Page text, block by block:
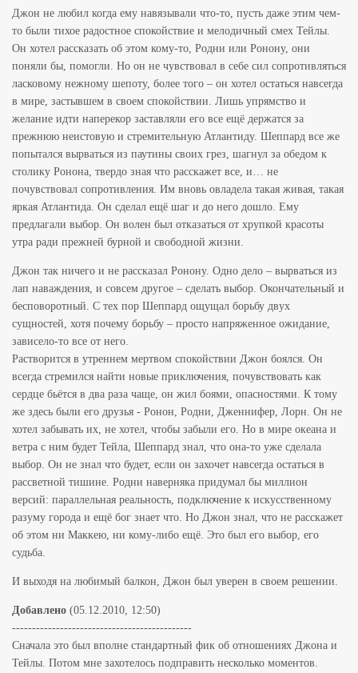
Джон не любил когда ему навязывали что-то, пусть даже этим чем-
то были тихое радостное спокойствие и мелодичный смех Тейлы.
Он хотел рассказать об этом кому-то, Родни или Ронону, они
поняли бы, помогли. Но он не чувствовал в себе сил сопротивляться
ласковому нежному шепоту, более того – он хотел остаться навсегда
в мире, застывшем в своем спокойствии. Лишь упрямство и
желание идти наперекор заставляли его все ещё держатся за
прежнюю неистовую и стремительную Атлантиду. Шеппард все же
попытался вырваться из паутины своих грез, шагнул за обедом к
столику Ронона, твердо зная что расскажет все, и… не
почувствовал сопротивления. Им вновь овладела такая живая, такая
яркая Атлантида. Он сделал ещё шаг и до него дошло. Ему
предлагали выбор. Он волен был отказаться от хрупкой красоты
утра ради прежней бурной и свободной жизни.
Джон так ничего и не рассказал Ронону. Одно дело – вырваться из
лап наваждения, и совсем другое – сделать выбор. Окончательный и
бесповоротный. С тех пор Шеппард ощущал борьбу двух
сущностей, хотя почему борьбу – просто напряженное ожидание,
зависело-то все от него.
Растворится в утреннем мертвом спокойствии Джон боялся. Он
всегда стремился найти новые приключения, почувствовать как
сердце бьётся в два раза чаще, он жил боями, опасностями. К тому
же здесь были его друзья - Ронон, Родни, Дженнифер, Лорн. Он не
хотел забывать их, не хотел, чтобы забыли его. Но в мире океана и
ветра с ним будет Тейла, Шеппард знал, что она-то уже сделала
выбор. Он не знал что будет, если он захочет навсегда остаться в
рассветной тишине. Родни наверняка придумал бы миллион
версий: параллельная реальность, подключение к искусственному
разуму города и ещё бог знает что. Но Джон знал, что не расскажет
об этом ни Маккею, ни кому-либо ещё. Это был его выбор, его
судьба.
И выходя на любимый балкон, Джон был уверен в своем решении.
Добавлено (05.12.2010, 12:50)
---------------------------------------------
Сначала это был вполне стандартный фик об отношениях Джона и
Тейлы. Потом мне захотелось подправить несколько моментов.